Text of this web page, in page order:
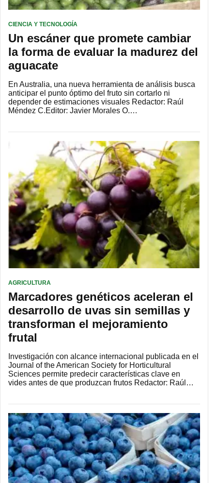
CIENCIA Y TECNOLOGÍA
Un escáner que promete cambiar
la forma de evaluar la madurez del
aguacate
En Australia, una nueva herramienta de análisis busca
anticipar el punto óptimo del fruto sin cortarlo ni
depender de estimaciones visuales Redactor: Raúl
Méndez C.Editor: Javier Morales O.…
AGRICULTURA
Marcadores genéticos aceleran el
desarrollo de uvas sin semillas y
transforman el mejoramiento
frutal
Investigación con alcance internacional publicada en el
Journal of the American Society for Horticultural
Sciences permite predecir características clave en
vides antes de que produzcan frutos Redactor: Raúl…